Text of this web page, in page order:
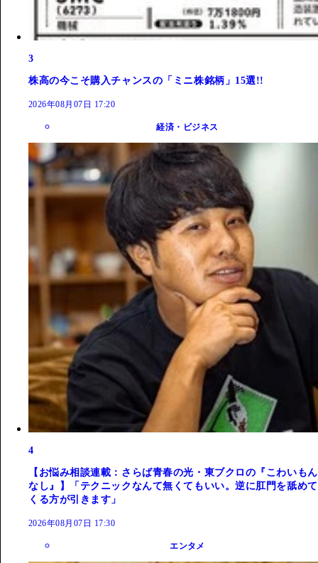
3
株高の今こそ購入チャンスの「ミニ株銘柄」15選!!
2026年08月07日 17:20
経済・ビジネス
4
【お悩み相談連載：さらば青春の光・東ブクロの『こわいもん
なし』】「テクニックなんて無くてもいい。逆に肛門を舐めて
くる方が引きます」
2026年08月07日 17:30
エンタメ